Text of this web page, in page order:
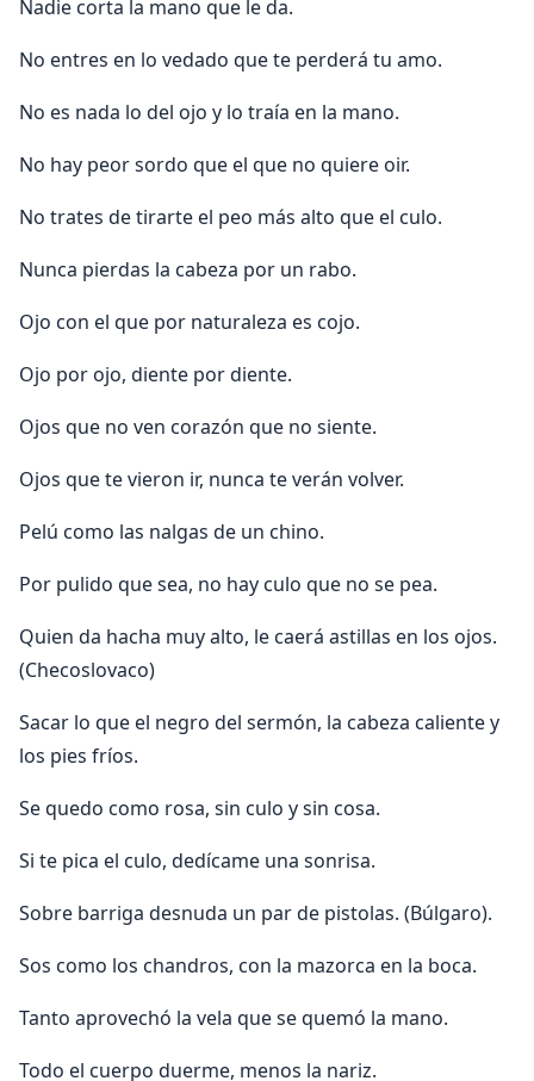
Nadie corta la mano que le da.
No entres en lo vedado que te perderá tu amo.
No es nada lo del ojo y lo traí­a en la mano.
No hay peor sordo que el que no quiere oir.
No trates de tirarte el peo más alto que el culo.
Nunca pierdas la cabeza por un rabo.
Ojo con el que por naturaleza es cojo.
Ojo por ojo, diente por diente.
Ojos que no ven corazón que no siente.
Ojos que te vieron ir, nunca te verán volver.
Pelú como las nalgas de un chino.
Por pulido que sea, no hay culo que no se pea.
Quien da hacha muy alto, le caerá astillas en los ojos.
(Checoslovaco)
Sacar lo que el negro del sermón, la cabeza caliente y
los pies frí­os.
Se quedo como rosa, sin culo y sin cosa.
Si te pica el culo, dedí­came una sonrisa.
Sobre barriga desnuda un par de pistolas. (Búlgaro).
Sos como los chandros, con la mazorca en la boca.
Tanto aprovechó la vela que se quemó la mano.
Todo el cuerpo duerme, menos la nariz.